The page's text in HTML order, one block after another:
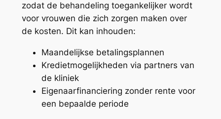
zodat de behandeling toegankelijker wordt
voor vrouwen die zich zorgen maken over
de kosten. Dit kan inhouden:
Maandelijkse betalingsplannen
Kredietmogelijkheden via partners van
de kliniek
Eigenaarfinanciering zonder rente voor
een bepaalde periode